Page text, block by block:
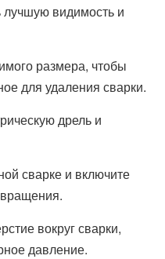
лучшую видимость и
размера, чтобы
для удаления сварки.
дрель и
сварке и включите
вокруг сварки,
давление.